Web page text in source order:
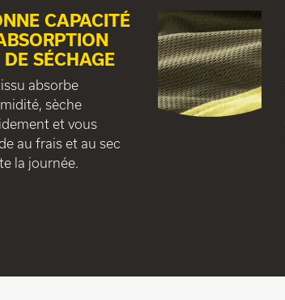
CAPACITÉ
DE SÉCHAGE
absorbe
sèche
et vous
au frais et au sec
la journée.